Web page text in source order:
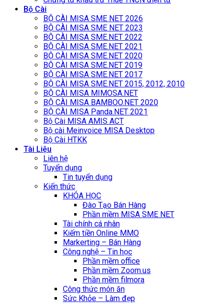
Bộ Cài
BỘ CÀI MISA SME NET 2026
BỘ CÀI MISA SME NET 2023
BỘ CÀI MISA SME.NET 2022
BỘ CÀI MISA SME.NET 2021
BỘ CÀI MISA SME.NET 2020
BỘ CÀI MISA SME.NET 2019
BỘ CÀI MISA SME.NET 2017
BỘ CÀI MISA SME.NET 2015, 2012, 2010
BỘ CÀI MISA MIMOSA.NET
BỘ CÀI MISA BAMBOO.NET 2020
BỘ CÀI MISA Panda.NET 2021
Bộ Cài MISA AMIS ACT
Bộ cài Meinvoice MISA Desktop
Bộ Cài HTKK
Tài Liệu
Liên hệ
Tuyển dụng
Tin tuyển dụng
Kiến thức
KHÓA HỌC
Đào Tạo Bán Hàng
Phần mềm MISA SME NET
Tài chính cá nhân
Kiếm tiền Online MMO
Markerting – Bán Hàng
Công nghệ – Tin học
Phần mềm office
Phần mềm Zoom.us
Phần mềm filmora
Công thức món ăn
Sức Khỏe – Làm đẹp